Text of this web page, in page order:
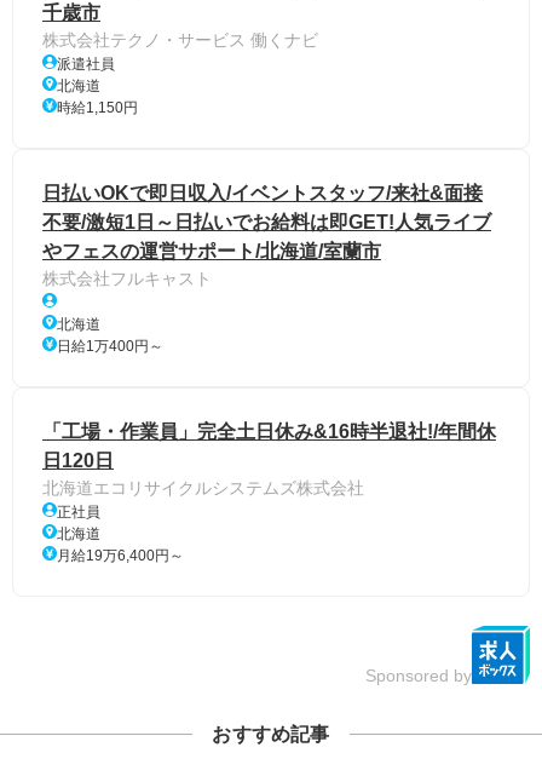
千歳市
株式会社テクノ・サービス 働くナビ
派遣社員
北海道
時給1,150円
日払いOKで即日収入/イベントスタッフ/来社&面接
不要/激短1日～日払いでお給料は即GET!人気ライブ
やフェスの運営サポート/北海道/室蘭市
株式会社フルキャスト
北海道
日給1万400円～
「工場・作業員」完全土日休み&16時半退社!/年間休
日120日
北海道エコリサイクルシステムズ株式会社
正社員
北海道
月給19万6,400円～
Sponsored by
おすすめ記事